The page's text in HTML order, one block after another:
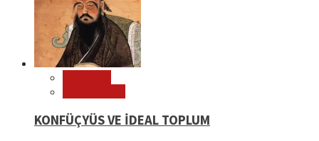
KONFÜÇYÜS VE İDEAL TOPLUM